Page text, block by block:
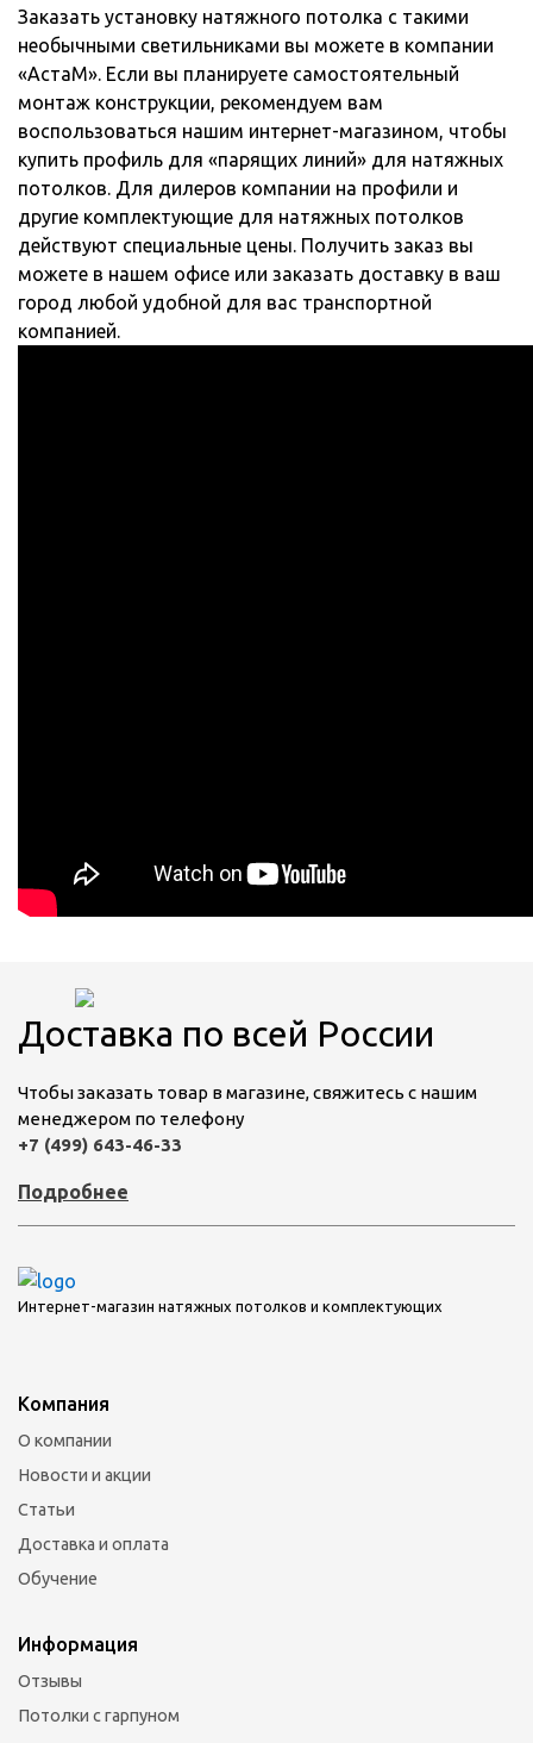
Заказать установку натяжного потолка с такими
необычными светильниками вы можете в компании
«АстаМ». Если вы планируете самостоятельный
монтаж конструкции, рекомендуем вам
воспользоваться нашим интернет-магазином, чтобы
купить профиль для «парящих линий» для натяжных
потолков. Для дилеров компании на профили и
другие комплектующие для натяжных потолков
действуют специальные цены. Получить заказ вы
можете в нашем офисе или заказать доставку в ваш
город любой удобной для вас транспортной
компанией.
Доставка по всей России
Чтобы заказать товар в магазине, свяжитесь с нашим
менеджером по телефону
+7 (499) 643-46-33
Подробнее
Интернет-магазин натяжных потолков и комплектующих
Компания
О компании
Новости и акции
Статьи
Доставка и оплата
Обучение
Информация
Отзывы
Потолки с гарпуном